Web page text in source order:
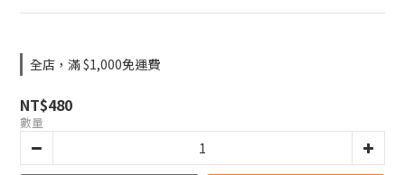
全店，滿 $1,000免運費
NT$480
數量